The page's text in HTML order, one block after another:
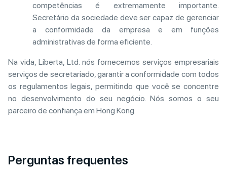
competências é extremamente importante.
Secretário da sociedade deve ser capaz de gerenciar
a conformidade da empresa e em funções
administrativas de forma eficiente.
Na vida, Liberta, Ltd. nós fornecemos serviços empresariais
serviços de secretariado, garantir a conformidade com todos
os regulamentos legais, permitindo que você se concentre
no desenvolvimento do seu negócio. Nós somos o seu
parceiro de confiança em Hong Kong.
Perguntas frequentes